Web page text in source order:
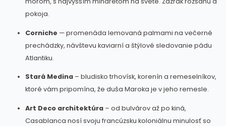
pokoja.
Corniche — promenáda lemovaná palmami na večerné
prechádzky, návštevu kaviarní a štýlové sledovanie pádu
Atlantiku.
Stará Medina – bludisko trhovísk, korenín a remeselníkov,
ktoré vám pripomína, že duša Maroka je v jeho remesle.
Art Deco architektúra – od bulvárov až po kiná,
Casablanca nosí svoju francúzsku koloniálnu minulosť so